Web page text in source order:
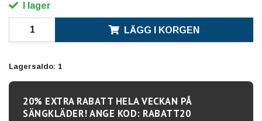
I lager
LÄGG I KORGEN
Lagersaldo: 1
20% EXTRA RABATT HELA VECKAN PÅ
SÄNGKLÄDER! ANGE KOD: RABATT20